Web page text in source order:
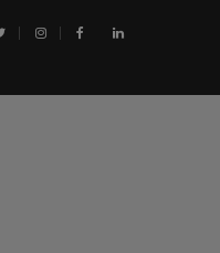
της Ερυθράς